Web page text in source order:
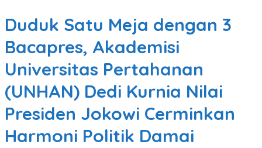
Duduk Satu Meja dengan 3
Bacapres, Akademisi
Universitas Pertahanan
(UNHAN) Dedi Kurnia Nilai
Presiden Jokowi Cerminkan
Harmoni Politik Damai